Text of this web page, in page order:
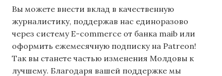
Вы можете внести вклад в качественную
журналистику, поддержав нас единоразово
через систему E-commerce от банка maib или
оформить ежемесячную подписку на Patreon!
Так вы станете частью изменения Молдовы к
лучшему. Благодаря вашей поддержке мы